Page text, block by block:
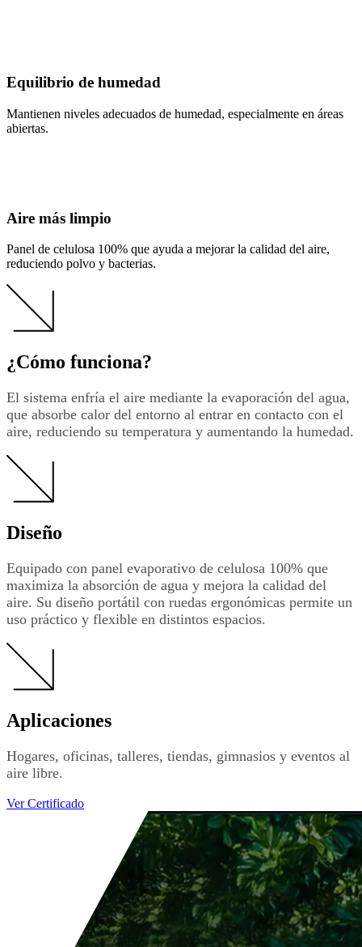
Equilibrio de humedad
Mantienen niveles adecuados de humedad, especialmente en áreas
abiertas.
Aire más limpio
Panel de celulosa 100% que ayuda a mejorar la calidad del aire,
reduciendo polvo y bacterias.
¿Cómo funciona?
El sistema enfría el aire mediante la evaporación del agua,
que absorbe calor del entorno al entrar en contacto con el
aire, reduciendo su temperatura y aumentando la humedad.
Diseño
Equipado con panel evaporativo de celulosa 100% que
maximiza la absorción de agua y mejora la calidad del
aire. Su diseño portátil con ruedas ergonómicas permite un
uso práctico y flexible en distintos espacios.
Aplicaciones
Hogares, oficinas, talleres, tiendas, gimnasios y eventos al
aire libre.
Ver Certificado